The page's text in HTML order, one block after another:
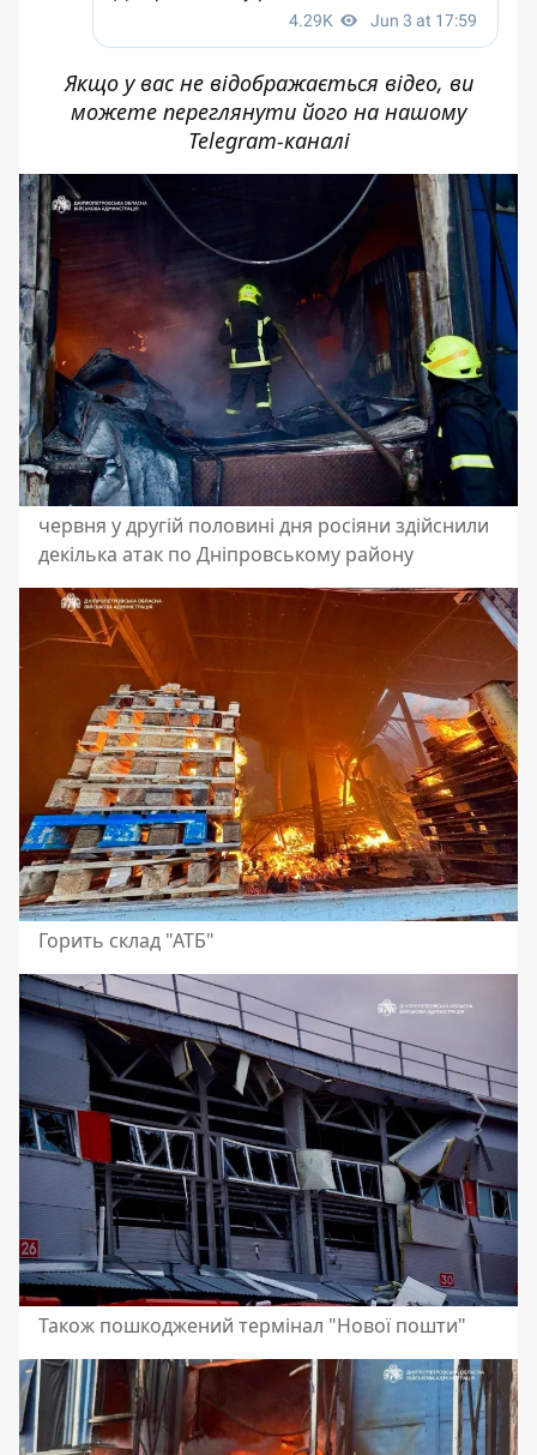
Якщо у вас не відображається відео, ви
можете переглянути його на нашому
Telegram-каналі
червня у другій половині дня росіяни здійснили
декілька атак по Дніпровському району
Горить склад "АТБ"
Також пошкоджений термінал "Нової пошти"